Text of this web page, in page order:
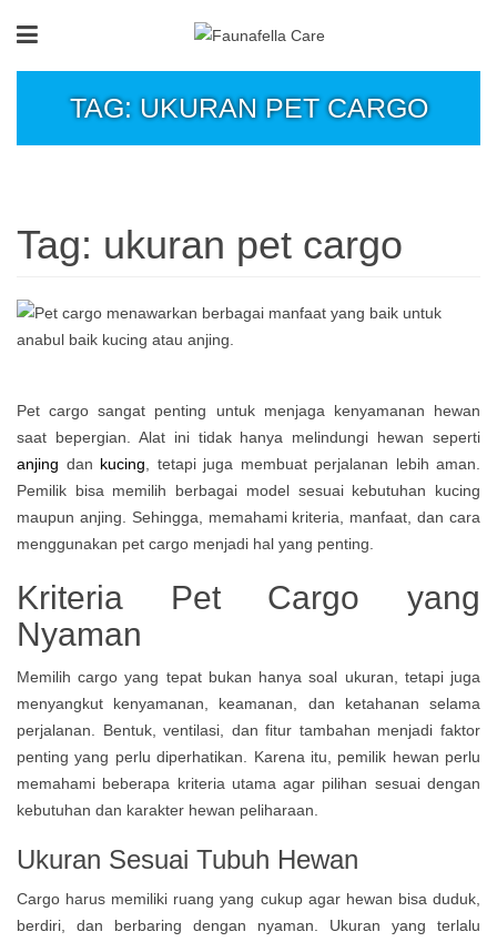
TAG: UKURAN PET CARGO
Tag: ukuran pet cargo
Pet cargo sangat penting untuk menjaga kenyamanan hewan
saat bepergian. Alat ini tidak hanya melindungi hewan seperti
anjing dan kucing , tetapi juga membuat perjalanan lebih aman.
Pemilik bisa memilih berbagai model sesuai kebutuhan kucing
maupun anjing. Sehingga, memahami kriteria, manfaat, dan cara
menggunakan pet cargo menjadi hal yang penting.
Kriteria Pet Cargo yang
Nyaman
Memilih cargo yang tepat bukan hanya soal ukuran, tetapi juga
menyangkut kenyamanan, keamanan, dan ketahanan selama
perjalanan. Bentuk, ventilasi, dan fitur tambahan menjadi faktor
penting yang perlu diperhatikan. Karena itu, pemilik hewan perlu
memahami beberapa kriteria utama agar pilihan sesuai dengan
kebutuhan dan karakter hewan peliharaan.
Ukuran Sesuai Tubuh Hewan
Cargo harus memiliki ruang yang cukup agar hewan bisa duduk,
berdiri, dan berbaring dengan nyaman. Ukuran yang terlalu